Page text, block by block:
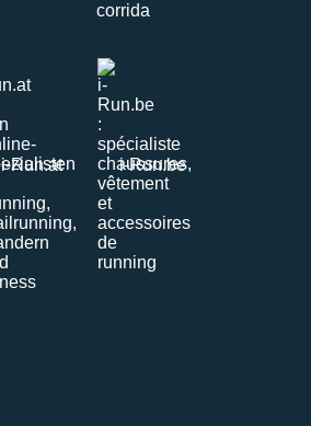
i-Run.at i-Run.be